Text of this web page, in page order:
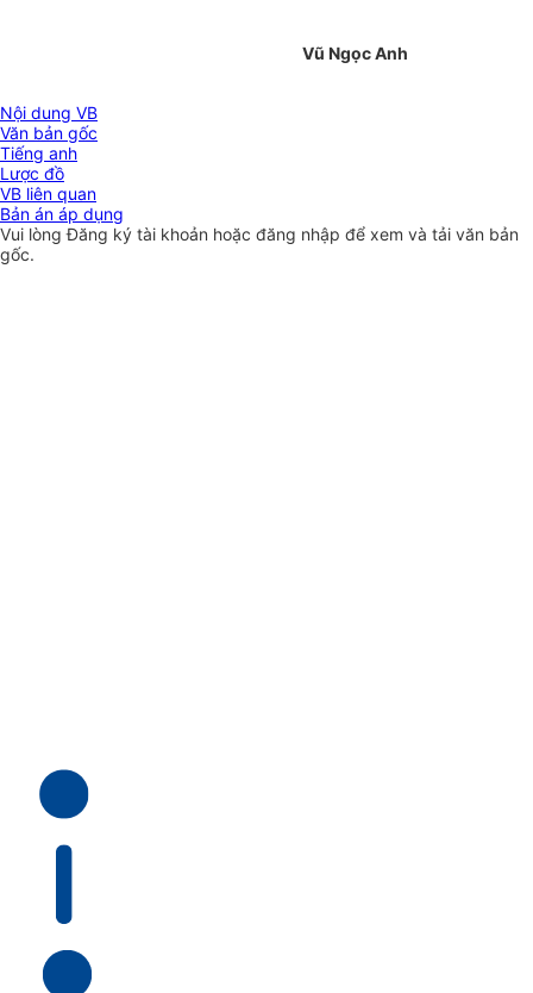
Vũ Ngọc Anh
Nội dung VB
Văn bản gốc
Tiếng anh
Lược đồ
VB liên quan
Bản án áp dụng
Vui lòngĐăng ký tài khoản hoặc đăng nhập để xem và tải văn bản
gốc.